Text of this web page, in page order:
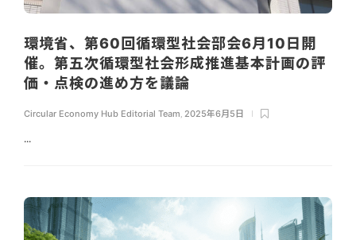
環境省、第60回循環型社会部会6月10日開
催。第五次循環型社会形成推進基本計画の評
価・点検の進め方を議論
Circular Economy Hub Editorial Team 2025年6月5日
...